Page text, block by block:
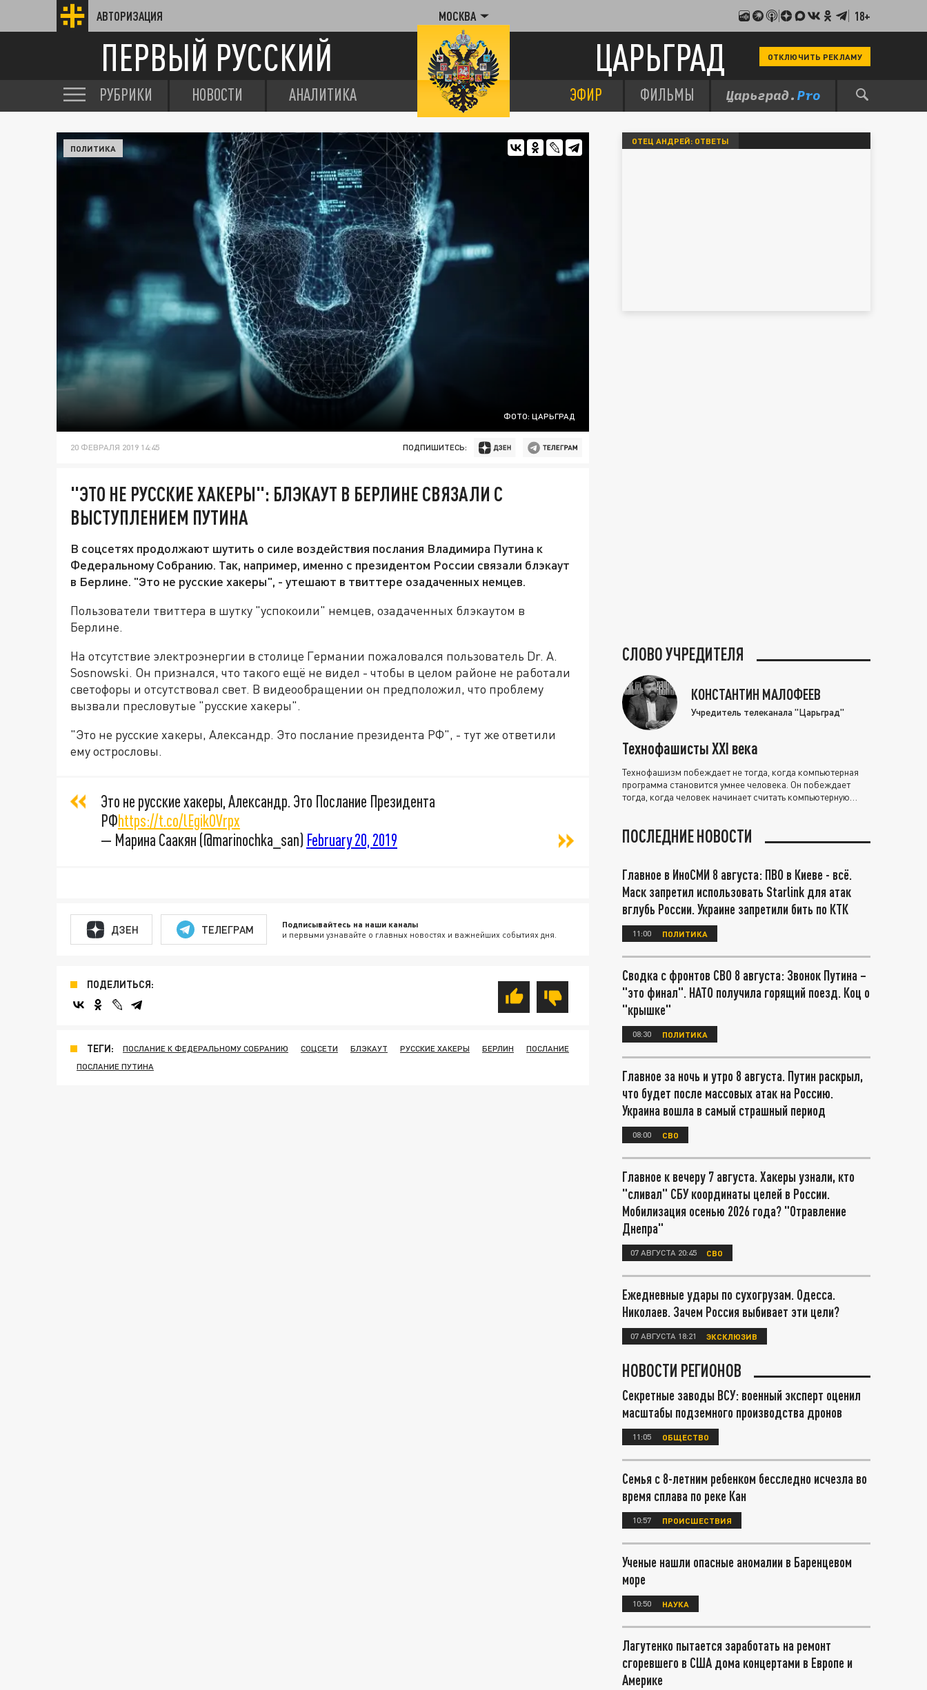
АВТОРИЗАЦИЯ МОСКВА 18+
ПЕРВЫЙ РУССКИЙ ЦАРЬГРАД ОТКЛЮЧИТЬ РЕКЛАМУ
РУБРИКИ НОВОСТИ АНАЛИТИКА ЭФИР ФИЛЬМЫ
ФОТО: ЦАРЬГРАД
ПОЛИТИКА
20 ФЕВРАЛЯ 2019 14:45 ПОДПИШИТЕСЬ:
"ЭТО НЕ РУССКИЕ ХАКЕРЫ": БЛЭКАУТ В БЕРЛИНЕ СВЯЗАЛИ С
ВЫСТУПЛЕНИЕМ ПУТИНА
В соцсетях продолжают шутить о силе воздействия послания Владимира Путина к
Федеральному Собранию. Так, например, именно с президентом России связали блэкаут
в Берлине. "Это не русские хакеры", - утешают в твиттере озадаченных немцев.
Пользователи твиттера в шутку "успокоили" немцев, озадаченных блэкаутом в
Берлине.
На отсутствие электроэнергии в столице Германии пожаловался пользователь Dr. A.
Sosnowski‏. Он признался, что такого ещё не видел - чтобы в целом районе не работали
светофоры и отсутствовал свет. В видеообращении он предположил, что проблему
вызвали пресловутые "русские хакеры".
"Это не русские хакеры, Александр. Это послание президента РФ", - тут же ответили
ему острословы.
Это не русские хакеры, Александр. Это Послание Президента
РФhttps://t.co/lEgikOVrpx
— Марина Саакян (@marinochka_san) February 20, 2019
ДЗЕН ТЕЛЕГРАМ Подписывайтесь на наши каналы
и первыми узнавайте о главных новостях и важнейших событиях дня.
ПОДЕЛИТЬСЯ:
ТЕГИ: ПОСЛАНИЕ К ФЕДЕРАЛЬНОМУ СОБРАНИЮ СОЦСЕТИ БЛЭКАУТ РУССКИЕ ХАКЕРЫ БЕРЛИН
ПОСЛАНИЕ
ПОСЛАНИЕ ПУТИНА
ОТЕЦ АНДРЕЙ: ОТВЕТЫ
СЛОВО УЧРЕДИТЕЛЯ
КОНСТАНТИН МАЛОФЕЕВ
Учредитель телеканала "Царьград"
Технофашисты XXI века
Технофашизм побеждает не тогда, когда компьютерная
программа становится умнее человека. Он побеждает
тогда, когда человек начинает считать компьютерную
ПОСЛЕДНИЕ НОВОСТИ
Главное в ИноСМИ 8 августа: ПВО в Киеве - всё.
Маск запретил использовать Starlink для атак
вглубь России. Украине запретили бить по КТК
11:00 ПОЛИТИКА
Сводка с фронтов СВО 8 августа: Звонок Путина –
"это финал". НАТО получила горящий поезд. Коц о
"крышке"
08:30 ПОЛИТИКА
Главное за ночь и утро 8 августа. Путин раскрыл,
что будет после массовых атак на Россию.
Украина вошла в самый страшный период
08:00 СВО
Главное к вечеру 7 августа. Хакеры узнали, кто
"сливал" СБУ координаты целей в России.
Мобилизация осенью 2026 года? "Отравление
Днепра"
07 АВГУСТА 20:45 СВО
Ежедневные удары по сухогрузам. Одесса.
Николаев. Зачем Россия выбивает эти цели?
07 АВГУСТА 18:21 ЭКСКЛЮЗИВ
НОВОСТИ РЕГИОНОВ
Секретные заводы ВСУ: военный эксперт оценил
масштабы подземного производства дронов
11:05 ОБЩЕСТВО
Семья с 8-летним ребенком бесследно исчезла во
время сплава по реке Кан
10:57 ПРОИСШЕСТВИЯ
Ученые нашли опасные аномалии в Баренцевом
море
10:50 НАУКА
Лагутенко пытается заработать на ремонт
сгоревшего в США дома концертами в Европе и
Америке